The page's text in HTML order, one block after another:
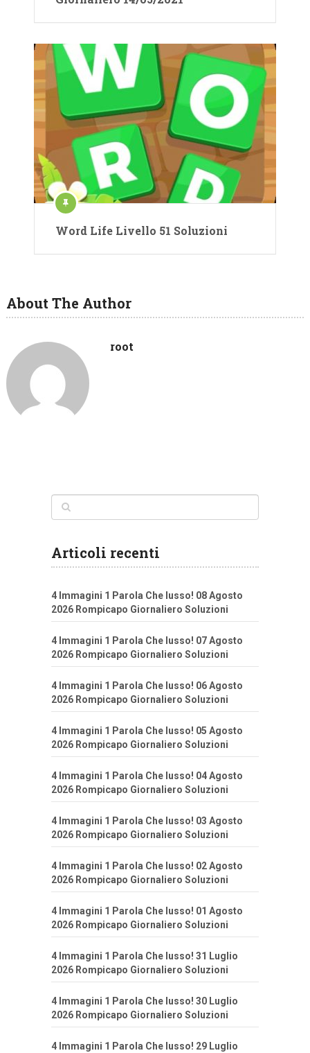
Word Life Livello 51 Soluzioni
About The Author
root
Articoli recenti
4 Immagini 1 Parola Che lusso! 08 Agosto
2026 Rompicapo Giornaliero Soluzioni
4 Immagini 1 Parola Che lusso! 07 Agosto
2026 Rompicapo Giornaliero Soluzioni
4 Immagini 1 Parola Che lusso! 06 Agosto
2026 Rompicapo Giornaliero Soluzioni
4 Immagini 1 Parola Che lusso! 05 Agosto
2026 Rompicapo Giornaliero Soluzioni
4 Immagini 1 Parola Che lusso! 04 Agosto
2026 Rompicapo Giornaliero Soluzioni
4 Immagini 1 Parola Che lusso! 03 Agosto
2026 Rompicapo Giornaliero Soluzioni
4 Immagini 1 Parola Che lusso! 02 Agosto
2026 Rompicapo Giornaliero Soluzioni
4 Immagini 1 Parola Che lusso! 01 Agosto
2026 Rompicapo Giornaliero Soluzioni
4 Immagini 1 Parola Che lusso! 31 Luglio
2026 Rompicapo Giornaliero Soluzioni
4 Immagini 1 Parola Che lusso! 30 Luglio
2026 Rompicapo Giornaliero Soluzioni
4 Immagini 1 Parola Che lusso! 29 Luglio